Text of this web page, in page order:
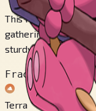
This Pokémon will
gathering metal
sturdy hammer.
Fraco contra
Terra